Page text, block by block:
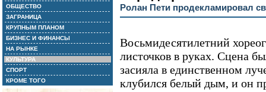
ОБЩЕСТВО
ЗАГРАНИЦА
КРУПНЫМ ПЛАНОМ
БИЗНЕС И ФИНАНСЫ
НА РЫНКЕ
КУЛЬТУРА
СПОРТ
КРОМЕ ТОГО
Ролан Пети продекламировал
Восьмидесятилетний
листочков в руках. Сцена
засияла в единственном
клубился белый дым, и он